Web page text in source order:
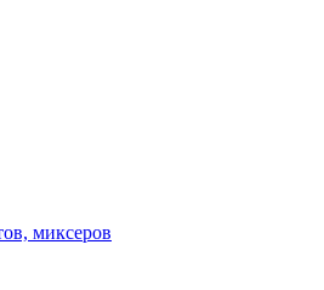
миксеров